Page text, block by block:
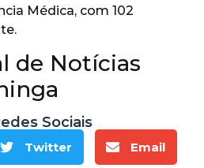
Médica, com 102
de Notícias
Sociais
Twitter Email